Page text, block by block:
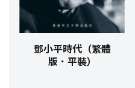
鄧小平時代（繁體
版．平裝）